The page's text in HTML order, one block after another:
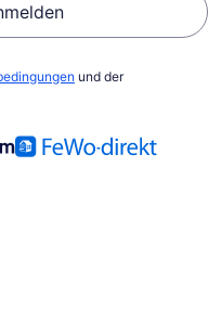
und der